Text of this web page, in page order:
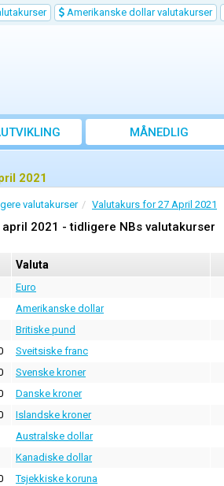
Amerikanske dollar valutakurser
MÅNEDLIG
GJENNOMSNITTSKURS
2021
valutakurser Valutakurs for 27 April 2021
2021 - tidligere NBs valutakurser
Valuta
Euro
Amerikanske dollar
Britiske pund
Sveitsiske franc
Svenske kroner
Danske kroner
Islandske kroner
Australske dollar
Kanadiske dollar
Tsjekkiske koruna